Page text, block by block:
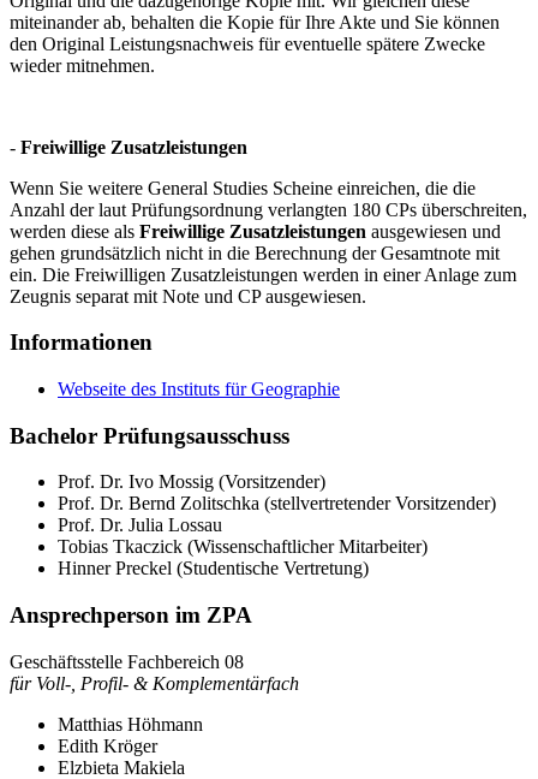
miteinander ab, behalten die Kopie für Ihre Akte und Sie können
den Original Leistungsnachweis für eventuelle spätere Zwecke
wieder mitnehmen.
- Freiwillige Zusatzleistungen
Wenn Sie weitere General Studies Scheine einreichen, die die
Anzahl der laut Prüfungsordnung verlangten 180 CPs überschreiten,
werden diese als Freiwillige Zusatzleistungen ausgewiesen und
gehen grundsätzlich nicht in die Berechnung der Gesamtnote mit
ein. Die Freiwilligen Zusatzleistungen werden in einer Anlage zum
Zeugnis separat mit Note und CP ausgewiesen.
Informationen
Webseite des Instituts für Geographie
Bachelor Prüfungsausschuss
Prof. Dr. Ivo Mossig (Vorsitzender)
Prof. Dr. Bernd Zolitschka (stellvertretender Vorsitzender)
Prof. Dr. Julia Lossau
Tobias Tkaczick (Wissenschaftlicher Mitarbeiter)
Hinner Preckel (Studentische Vertretung)
Ansprechperson im ZPA
Geschäftsstelle Fachbereich 08
für Voll-, Profil- & Komplementärfach
Matthias Höhmann
Edith Kröger
Elzbieta Makiela